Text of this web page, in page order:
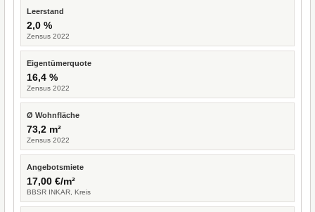
Leerstand
2,0 %
Zensus 2022
Eigentümerquote
16,4 %
Zensus 2022
Ø Wohnfläche
73,2 m²
Zensus 2022
Angebotsmiete
17,00 €/m²
BBSR INKAR, Kreis